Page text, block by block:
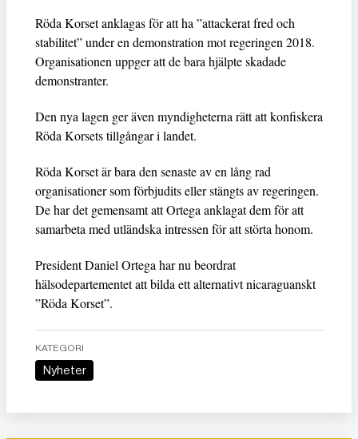
Röda Korset anklagas för att ha ”attackerat fred och
stabilitet” under en demonstration mot regeringen 2018.
Organisationen uppger att de bara hjälpte skadade
demonstranter.
Den nya lagen ger även myndigheterna rätt att konfiskera
Röda Korsets tillgångar i landet.
Röda Korset är bara den senaste av en lång rad
organisationer som förbjudits eller stängts av regeringen.
De har det gemensamt att Ortega anklagat dem för att
samarbeta med utländska intressen för att störta honom.
President Daniel Ortega har nu beordrat
hälsodepartementet att bilda ett alternativt nicaraguanskt
”Röda Korset”.
KATEGORI
Nyheter